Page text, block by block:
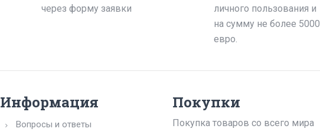
через форму заявки
личного пользования и
на сумму не более 5000
евро.
Информация
Вопросы и ответы
Покупки
Покупка товаров со всего мира